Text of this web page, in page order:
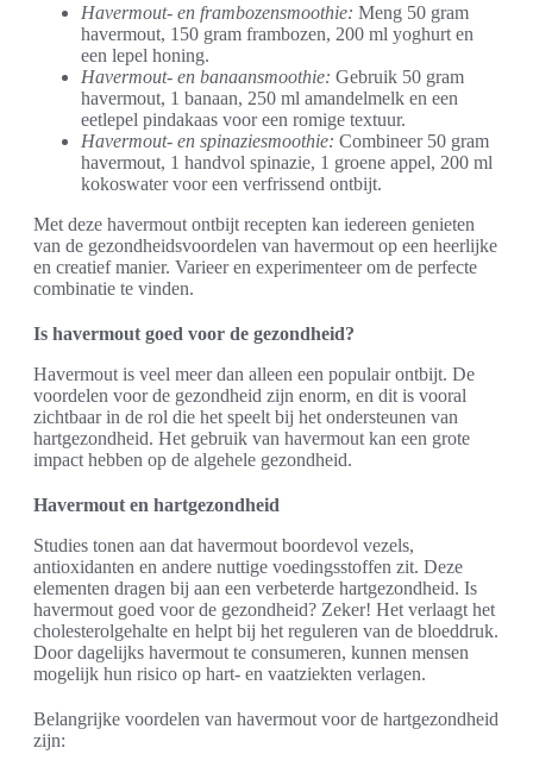
Havermout- en frambozensmoothie: Meng 50 gram
havermout, 150 gram frambozen, 200 ml yoghurt en
een lepel honing.
Havermout- en banaansmoothie: Gebruik 50 gram
havermout, 1 banaan, 250 ml amandelmelk en een
eetlepel pindakaas voor een romige textuur.
Havermout- en spinaziesmoothie: Combineer 50 gram
havermout, 1 handvol spinazie, 1 groene appel, 200 ml
kokoswater voor een verfrissend ontbijt.
Met deze havermout ontbijt recepten kan iedereen genieten
van de gezondheidsvoordelen van havermout op een heerlijke
en creatief manier. Varieer en experimenteer om de perfecte
combinatie te vinden.
Is havermout goed voor de gezondheid?
Havermout is veel meer dan alleen een populair ontbijt. De
voordelen voor de gezondheid zijn enorm, en dit is vooral
zichtbaar in de rol die het speelt bij het ondersteunen van
hartgezondheid. Het gebruik van havermout kan een grote
impact hebben op de algehele gezondheid.
Havermout en hartgezondheid
Studies tonen aan dat havermout boordevol vezels,
antioxidanten en andere nuttige voedingsstoffen zit. Deze
elementen dragen bij aan een verbeterde hartgezondheid. Is
havermout goed voor de gezondheid? Zeker! Het verlaagt het
cholesterolgehalte en helpt bij het reguleren van de bloeddruk.
Door dagelijks havermout te consumeren, kunnen mensen
mogelijk hun risico op hart- en vaatziekten verlagen.
Belangrijke voordelen van havermout voor de hartgezondheid
zijn: